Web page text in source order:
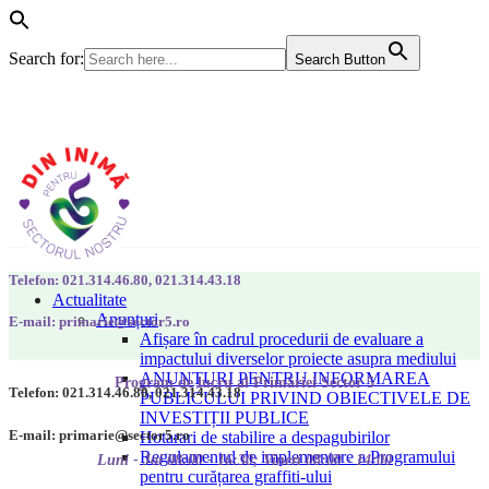
Search for: Search Button
Actualitate
Anunțuri
Afișare în cadrul procedurii de evaluare a
impactului diverselor proiecte asupra mediului
ANUNȚURI PENTRU INFORMAREA
PUBLICULUI PRIVIND OBIECTIVELE DE
INVESTIȚII PUBLICE
Hotarari de stabilire a despagubirilor
Regulamentul de implementare a Programului
pentru curățarea graffiti-ului
Telefon: 021.314.46.80, 021.314.43.18
E-mail: primarie@sector5.ro
Program de lucru al Primăriei Sector 5
Luni - Joi 08:00 - 16:30; Vineri 08:00 - 14:00
Telefon: 021.314.46.80, 021.314.43.18
E-mail: primarie@sector5.ro